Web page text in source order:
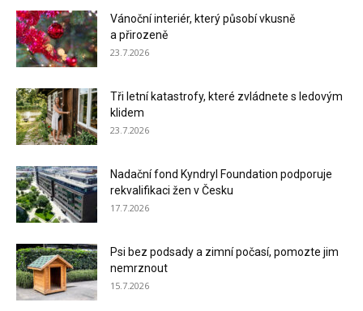
Vánoční interiér, který působí vkusně
a přirozeně
23.7.2026
Tři letní katastrofy, které zvládnete s ledovým
klidem
23.7.2026
Nadační fond Kyndryl Foundation podporuje
rekvalifikaci žen v Česku
17.7.2026
Psi bez podsady a zimní počasí, pomozte jim
nemrznout
15.7.2026